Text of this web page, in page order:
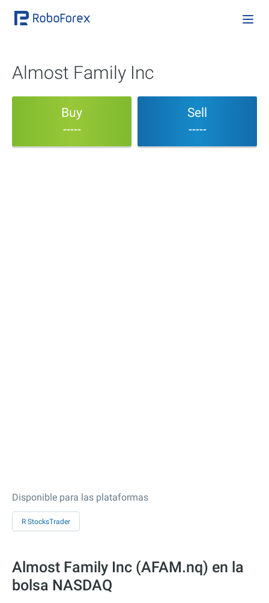
Almost Family Inc
Buy
-----
Sell
-----
Disponible para las plataformas
R StocksTrader
Almost Family Inc (AFAM.nq) en la
bolsa NASDAQ